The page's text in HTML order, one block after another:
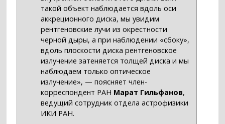
такой объект наблюдается вдоль оси
аккреционного диска, мы увидим
рентгеновские лучи из окрестности
черной дыры, а при наблюдении «сбоку»,
вдоль плоскости диска рентгеновское
излучение затеняется толщей диска и мы
наблюдаем только оптическое
излучение», — поясняет член-
корреспондент РАН Марат Гильфанов,
ведущий сотрудник отдела астрофизики
ИКИ РАН.